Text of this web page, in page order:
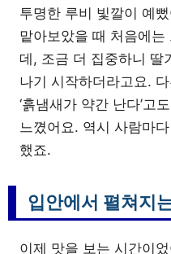
투명한 루비 빛깔이 예
맡아보았을 때 처음에는
데, 조금 더 집중하니 딸
나기 시작하더라고요. 다
‘흙냄새가 약간 난다’고
느꼈어요. 역시 사람마
했죠.
입안에서 펼쳐지
이제 맛을 보는 시간이